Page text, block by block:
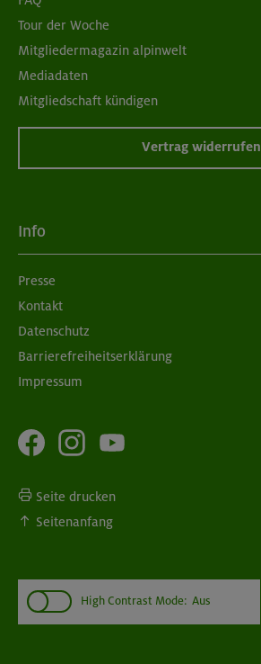
Tour der Woche
Mitgliedermagazin alpinwelt
Mediadaten
Mitgliedschaft kündigen
Vertrag widerrufen
Info
Presse
Kontakt
Datenschutz
Barrierefreiheitserklärung
Impressum
Seite drucken
Seitenanfang
High Contrast Mode: Aus